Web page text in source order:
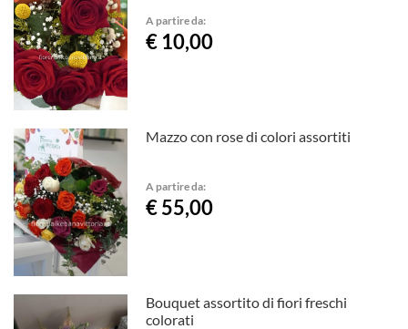
A partire da:
€ 10,00
Mazzo con rose di colori assortiti
A partire da:
€ 55,00
Bouquet assortito di fiori freschi
colorati